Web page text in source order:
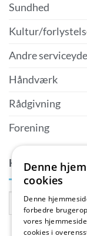
Sundhed
Kultur/
Andre
Håndværk
Rådgivning
Forening
Denne
cookies
Denne
forbedre
vores
cookies i